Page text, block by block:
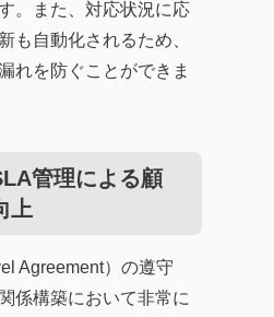
。また、対応状況に応
も自動化されるため、
れを防ぐことができま
管理による顧
上
Agreement）の遵守
係構築において非常に